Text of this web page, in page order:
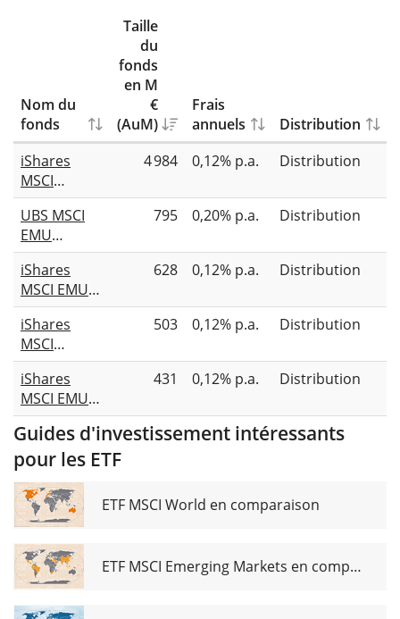
Nom du
fonds
Taille
du
fonds
en M
€
(AuM)
Frais
annuels
Distribution
iShares
MSCI
Europe CTB
Enhanced
ESG UCITS
ETF EUR
(Dist)
4 984 0,12% p.a. Distribution
UBS MSCI
EMU
Socially
Responsible
UCITS ETF
EUR dis
795 0,20% p.a. Distribution
iShares
MSCI EMU
Screened
UCITS ETF
EUR (Dist)
628 0,12% p.a. Distribution
iShares
MSCI
Europe
Screened
UCITS ETF
EUR (Dist)
503 0,12% p.a. Distribution
iShares
MSCI EMU
CTB
Enhanced
ESG UCITS
(Dist)
431 0,12% p.a. Distribution
Guides d'investissement intéressants
pour les ETF
ETF MSCI World en comparaison
ETF MSCI Emerging Markets en comparaison